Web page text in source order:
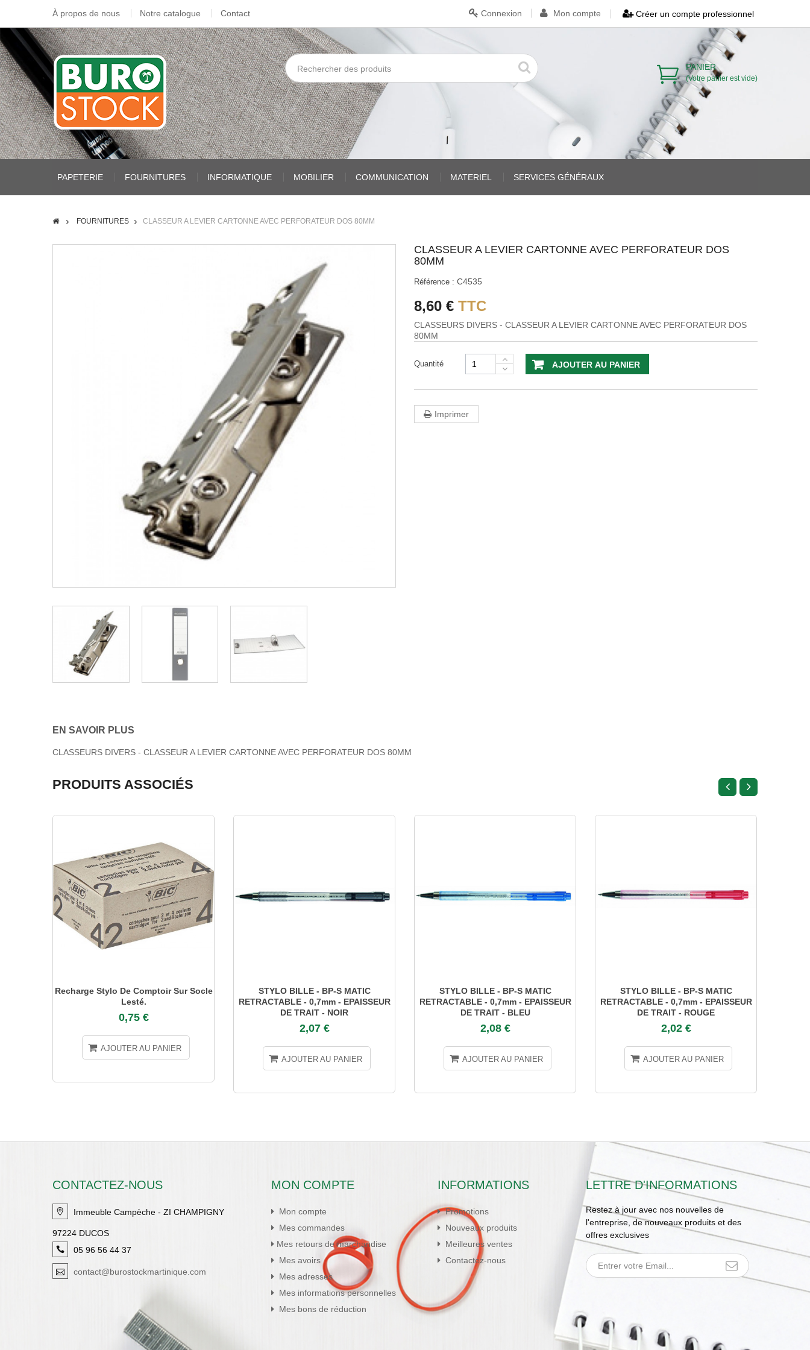
À propos de nous Notre catalogue Contact Créer un compte professionnel
Mon compte
Connexion
PANIER
(Votre panier est vide)
PAPETERIE FOURNITURES INFORMATIQUE MOBILIER COMMUNICATION MATERIEL SERVICES GÉNÉRAUX
FOURNITURES CLASSEUR A LEVIER CARTONNE AVEC PERFORATEUR DOS 80MM
CLASSEUR A LEVIER CARTONNE AVEC PERFORATEUR DOS
80MM
Référence : C4535
8,60 € TTC
CLASSEURS DIVERS - CLASSEUR A LEVIER CARTONNE AVEC PERFORATEUR DOS
80MM
Quantité AJOUTER AU PANIER
Imprimer
EN SAVOIR PLUS
CLASSEURS DIVERS - CLASSEUR A LEVIER CARTONNE AVEC PERFORATEUR DOS 80MM
PRODUITS ASSOCIÉS
Recharge Stylo De Comptoir Sur Socle
Lesté.
0,75 €
AJOUTER AU PANIER
STYLO BILLE - BP-S MATIC
RETRACTABLE - 0,7mm - EPAISSEUR
DE TRAIT - NOIR
2,07 €
AJOUTER AU PANIER
STYLO BILLE - BP-S MATIC
RETRACTABLE - 0,7mm - EPAISSEUR
DE TRAIT - BLEU
2,08 €
AJOUTER AU PANIER
STYLO BILLE - BP-S MATIC
RETRACTABLE - 0,7mm - EPAISSEUR
DE TRAIT - ROUGE
2,02 €
AJOUTER AU PANIER
CONTACTEZ-NOUS
Immeuble Campèche - ZI CHAMPIGNY
97224 DUCOS
05 96 56 44 37
contact@burostockmartinique.com
MON COMPTE
Mon compte
Mes commandes
Mes retours de marchandise
Mes avoirs
Mes adresses
Mes informations personnelles
Mes bons de réduction
INFORMATIONS
Promotions
Nouveaux produits
Meilleures ventes
Contactez-nous
LETTRE D'INFORMATIONS
Restez à jour avec nos nouvelles de
l'entreprise, de nouveaux produits et des
offres exclusives